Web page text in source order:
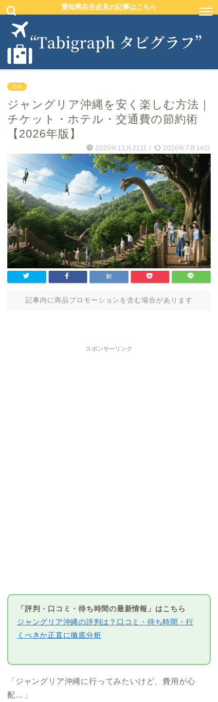
愛知県在住必見の記事はこちら
日本
ジャングリア沖縄を安く楽しむ方法｜
チケット・ホテル・交通費の節約術
【2026年版】
2025年11月21日 / 2026年7月14日
記事内に商品プロモーションを含む場合があります
スポンサーリンク
「評判・口コミ・待ち時間の最新情報」はこちら
ジャングリア沖縄の評判は？口コミ・待ち時間・行
くべきか正直に徹底分析
「ジャングリア沖縄に行ってみたいけど、費用が心
配…」